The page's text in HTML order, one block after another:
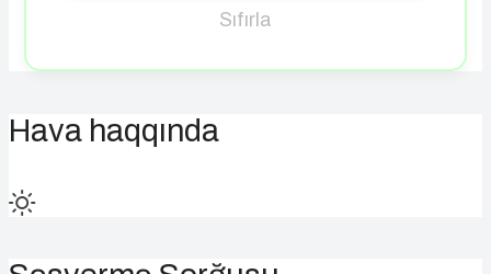
Sıfırla
Hava haqqında